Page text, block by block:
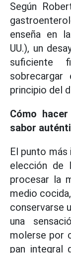
Según
enseña en
UU.), un
suficiente
principio del
Cómo
sabor
El punto
elección de
procesar la
medio
conservarse
una
molerse por
pan integral